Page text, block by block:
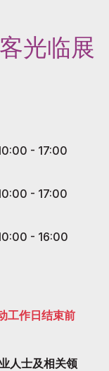
光临展
- 17:00
- 17:00
- 16:00
工作日结束前
人士及相关领